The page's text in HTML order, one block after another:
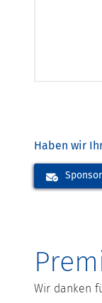
Haben wir
Wir danken